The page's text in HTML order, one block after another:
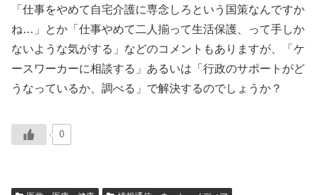
「仕事をやめて自宅介護に専念しろという国策なんですか
ね…」とか「仕事やめて二人揃って生活保護、って手しか
ないような気がする」などのコメントもありますが、「ケ
ースワーカーに相談する」あるいは「行政のサポートがど
うなっているか、調べる」で解決するのでしょうか？
0